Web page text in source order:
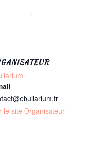
le site Organisateur